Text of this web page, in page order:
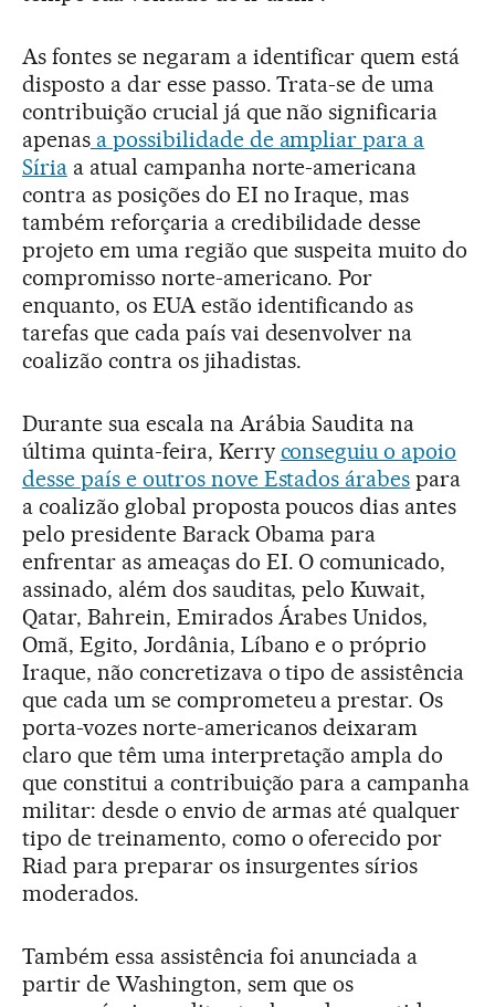
As fontes se negaram a identificar quem está
disposto a dar esse passo. Trata-se de uma
contribuição crucial já que não significaria
apenasa possibilidade de ampliar para a
Síriaa atual campanha norte-americana
contra as posições do EI no Iraque, mas
também reforçaria a credibilidade desse
projeto em uma região que suspeita muito do
compromisso norte-americano. Por
enquanto, os EUA estão identificando as
tarefas que cada país vai desenvolver na
coalizão contra os jihadistas.
Durante sua escala na Arábia Saudita na
última quinta-feira, Kerry conseguiu o apoio
desse país e outros nove Estados árabes para
a coalizão global proposta poucos dias antes
pelo presidente Barack Obama para
enfrentar as ameaças do EI. O comunicado,
assinado, além dos sauditas, pelo Kuwait,
Qatar, Bahrein, Emirados Árabes Unidos,
Omã, Egito, Jordânia, Líbano e o próprio
Iraque, não concretizava o tipo de assistência
que cada um se comprometeu a prestar. Os
porta-vozes norte-americanos deixaram
claro que têm uma interpretação ampla do
que constitui a contribuição para a campanha
militar: desde o envio de armas até qualquer
tipo de treinamento, como o oferecido por
Riad para preparar os insurgentes sírios
moderados.
Também essa assistência foi anunciada a
partir de Washington, sem que os